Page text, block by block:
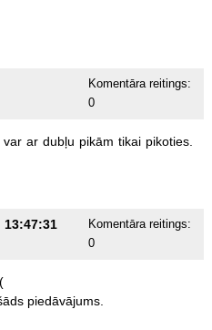
Komentāra reitings:
0
var ar dubļu pikām tikai pikoties.
13:47:31
Komentāra reitings:
0
piedāvājums.